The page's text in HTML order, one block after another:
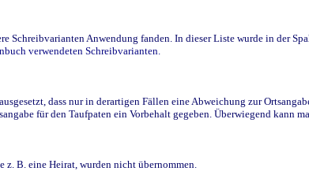
Anwendung fanden. In dieser Liste wurde in der
verwendeten Schreibvarianten.
dass nur in derartigen Fällen eine Abweichung zur
für den Taufpaten ein Vorbehalt gegeben. Überwiegend kann
B. eine Heirat, wurden nicht übernommen.